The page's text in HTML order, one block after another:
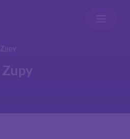
Zupy
Zupy